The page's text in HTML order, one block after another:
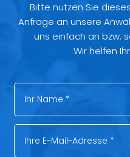
Bitte nutzen Sie
Anfrage an unsere
uns einfach an bzw.
Wir helfen